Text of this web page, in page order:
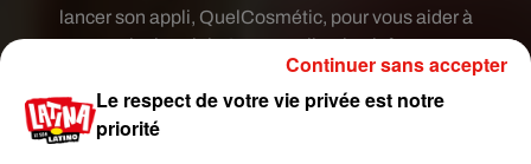
lancer son appli, QuelCosmétic, pour vous aider à
y voir plus clair. Cette application informe
immédiatement sur la présence ou l'absence de
composés indésirables et leur niveau de
dangerosité selon le profil : femme enceinte /
Le respect de votre vie privée est notre
priorité
Continuer sans accepter